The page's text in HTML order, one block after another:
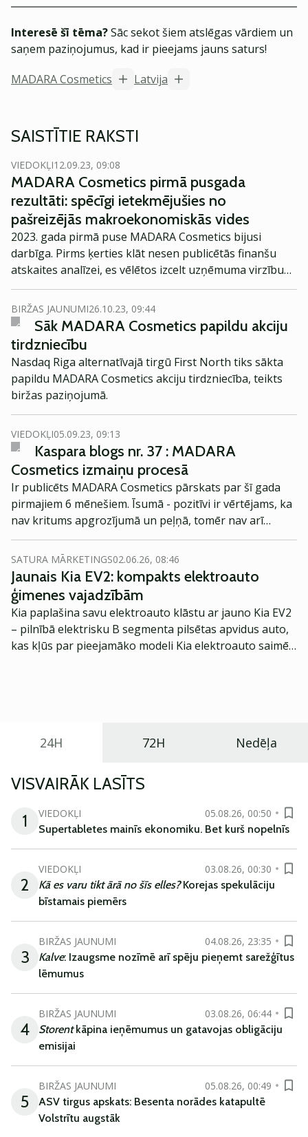
Interesē šī tēma?Sāc sekot šiem atslēgas vārdiem un
saņem paziņojumus, kad ir pieejams jauns saturs!
MADARA Cosmetics
Latvija
SAISTĪTIE RAKSTI
VIEDOKĻI12.09.23, 09:08
MADARA Cosmetics pirmā pusgada
rezultāti: spēcīgi ietekmējušies no
pašreizējās makroekonomiskās vides
2023. gada pirmā puse MADARA Cosmetics bijusi
darbīga. Pirms ķerties klāt nesen publicētās finanšu
atskaites analīzei, es vēlētos izcelt uzņēmuma virzību
Francijas tirgū. Šī gada pirmajos sešos mēnešos
MADARA Cosmetics iekarojusi 60 jaunus tirdzniecības
kanālus Francijā un par 15% paaugstinājusi
tirdzniecības apjomu šajā tirgū.
BIRŽAS JAUNUMI26.10.23, 09:44
Sāk MADARA Cosmetics papildu akciju
tirdzniecību
Nasdaq Riga alternatīvajā tirgū First North tiks sākta
papildu MADARA Cosmetics akciju tirdzniecība, teikts
biržas paziņojumā.
VIEDOKĻI05.09.23, 09:13
Kaspara blogs nr. 37 : MADARA
Cosmetics izmaiņu procesā
Ir publicēts MADARA Cosmetics pārskats par šī gada
pirmajiem 6 mēnešiem. Īsumā - pozitīvi ir vērtējams, ka
nav kritums apgrozījumā un peļņā, tomēr nav arī
būtiskas izaugsmes, par kuru priecāties. Ir arī gana
lielas izmaiņas uzņēmumā, kā arī citi fakti, kurus,
manuprāt, ir vērts plašāk apskatīt.
SATURA MĀRKETINGS02.06.26, 08:46
Jaunais Kia EV2: kompakts elektroauto
ģimenes vajadzībām
Kia paplašina savu elektroauto klāstu ar jauno Kia EV2
– pilnībā elektrisku B segmenta pilsētas apvidus auto,
kas kļūs par pieejamāko modeli Kia elektroauto saimē
24H 72H Nedēļa
VISVAIRĀK LASĪTS
1
VIEDOKĻI
05.08.26, 00:50
Supertabletes mainīs ekonomiku. Bet kurš nopelnīs
2
VIEDOKĻI
03.08.26, 00:30
Kā es varu tikt ārā no šīs elles?Korejas spekulāciju
bīstamais piemērs
3
BIRŽAS JAUNUMI
04.08.26, 23:35
Kalve: Izaugsme nozīmē arī spēju pieņemt sarežģītus
lēmumus
4
BIRŽAS JAUNUMI
03.08.26, 06:44
Storentkāpina ieņēmumus un gatavojas obligāciju
emisijai
5
BIRŽAS JAUNUMI
05.08.26, 00:49
ASV tirgus apskats: Besenta norādes katapultē
Volstrītu augstāk